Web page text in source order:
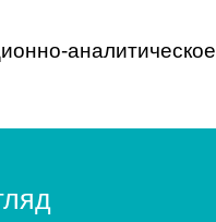
аналитическое